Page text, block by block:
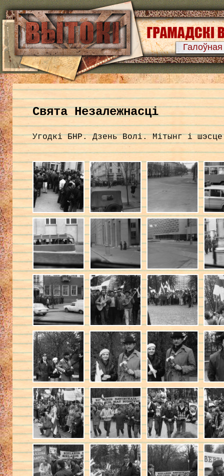
Галоўная
Свята Незалежнасці
Угодкі БНР. Дзень Волі. Мітынг і